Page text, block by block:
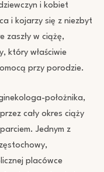
i kobiet
i kojarzy się z niezbyt
zaszły w ciążę,
który właściwie
przy porodzie.
położnika,
cały okres ciąży
Jednym z
placówce